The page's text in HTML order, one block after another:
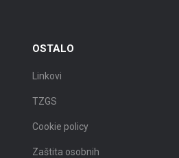
OSTALO
Linkovi
TZGS
Cookie policy
Zaštita osobnih